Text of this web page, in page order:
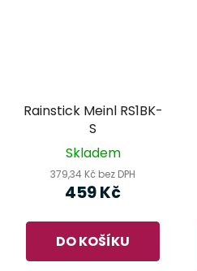
Rainstick Meinl RS1BK-
S
Skladem
379,34 Kč bez DPH
459 Kč
DO KOŠÍKU